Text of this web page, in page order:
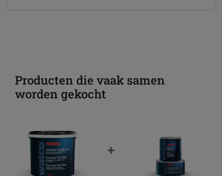
Producten die vaak samen
worden gekocht